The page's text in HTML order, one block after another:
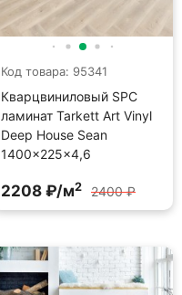
Код товара: 95341
Кварцвиниловый SPC
ламинат Tarkett Art Vinyl
Deep House Sean
1400×225×4,6
2208 ₽/м2 2400 ₽